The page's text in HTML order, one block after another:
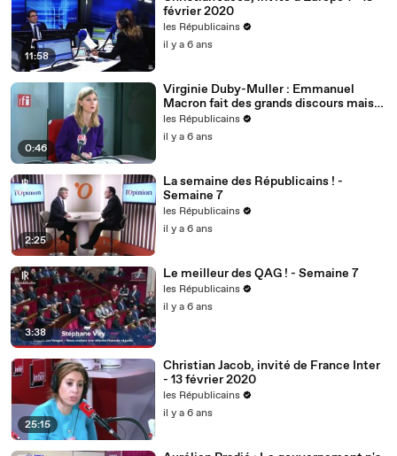
11:58
février 2020
les Républicains
il y a 6 ans
0:46
Virginie Duby-Muller : Emmanuel
Macron fait des grands discours mais
nous voulons des actes !
les Républicains
il y a 6 ans
2:25
La semaine des Républicains ! -
Semaine 7
les Républicains
il y a 6 ans
3:38
Le meilleur des QAG ! - Semaine 7
les Républicains
il y a 6 ans
25:15
Christian Jacob, invité de France Inter
- 13 février 2020
les Républicains
il y a 6 ans